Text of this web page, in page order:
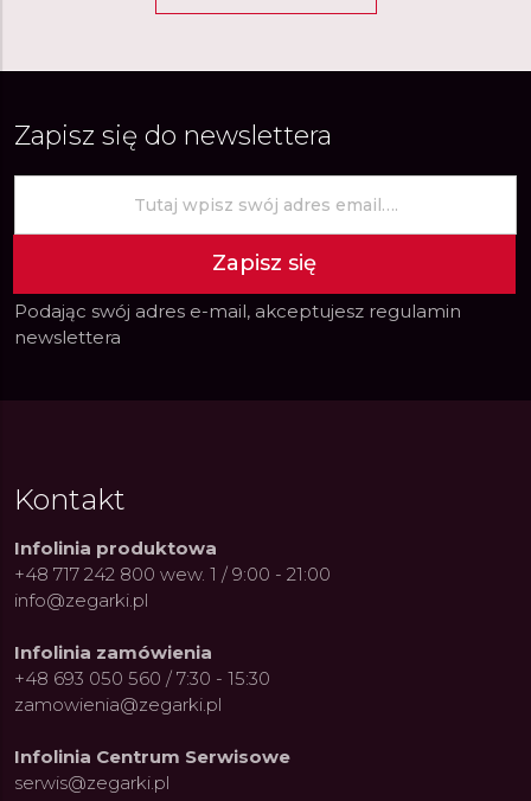
Zapisz się do newslettera
Zapisz się
Podając swój adres e-mail, akceptujesz regulamin
newslettera
Kontakt
Infolinia produktowa
+48 717 242 800 wew. 1 / 9:00 - 21:00
info@zegarki.pl
Infolinia zamówienia
+48 693 050 560 / 7:30 - 15:30
zamowienia@zegarki.pl
Infolinia Centrum Serwisowe
serwis@zegarki.pl